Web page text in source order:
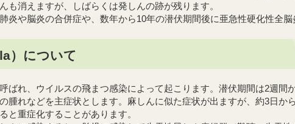
も消えますが、しばらくは発しんの跡が残ります。
炎や脳炎の合併症や、数年から10年の潜伏期間後に亜急性硬化性全脳
）について
ばれ、ウイルスの飛まつ感染によって起こります。潜伏期間は2週間
腫れなどを主症状とします。麻しんに似た症状が出ますが、約3日
と重症化することがあります。